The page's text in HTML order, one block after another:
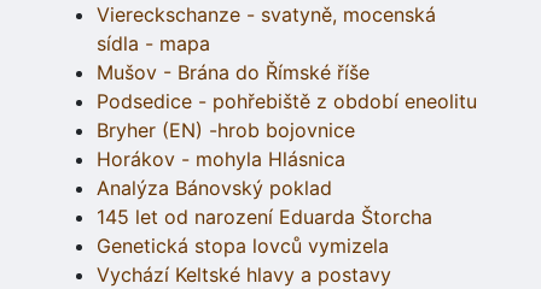
Viereckschanze - svatyně, mocenská
sídla - mapa
Mušov - Brána do Římské říše
Podsedice - pohřebiště z období eneolitu
Bryher (EN) -hrob bojovnice
Horákov - mohyla Hlásnica
Analýza Bánovský poklad
145 let od narození Eduarda Štorcha
Genetická stopa lovců vymizela
Vychází Keltské hlavy a postavy